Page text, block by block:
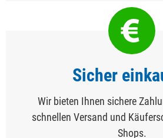
Sicher
Wir bieten Ihnen sichere
schnellen Versand und
Shops.